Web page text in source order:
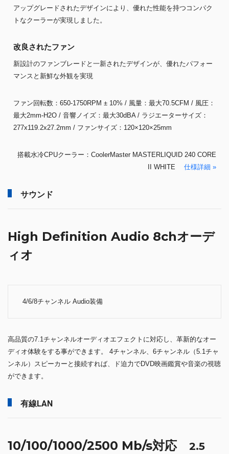
アップグレードされたデザインにより、優れた性能を持つコンパク
トなクーラーが実現しました。
改良されたファン
新設計のファンブレードと一新されたデザインが、優れたパフォー
マンスと新鮮な外観を実現
ファン回転数：650-1750RPM ± 10% / 風量：最大70.5CFM / 風圧：
最大2mm-H2O / 音響ノイズ：最大30dBA / ラジエーターサイズ：
277x119.2x27.2mm / ファンサイズ：120×120×25mm
搭載水冷CPUクーラー：CoolerMaster MASTERLIQUID 240 CORE
II WHITE 仕様詳細 »
サウンド
High Definition Audio 8chオーデ
ィオ
4/6/8チャンネル Audio装備
高品質の7.1チャンネルオーディオエフェクトに対応し、革新的なオー
ディオ体験をする事ができます。 4チャンネル、6チャンネル（5.1チャ
ンネル）スピーカーと接続すれば、ド迫力でDVD映画鑑賞や音楽の視聴
ができます。
有線LAN
10/100/1000/2500 Mb/s対応 2.5